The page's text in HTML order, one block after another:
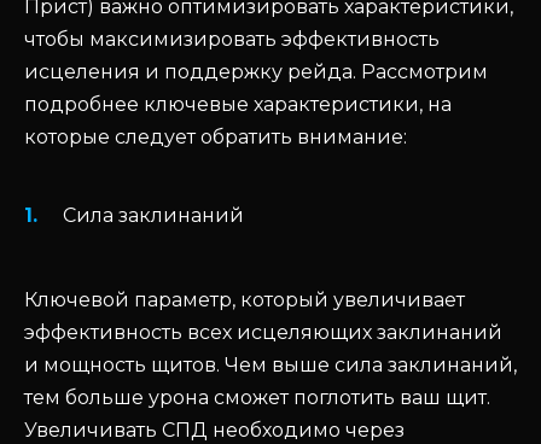
Прист) важно оптимизировать характеристики,
чтобы максимизировать эффективность
исцеления и поддержку рейда. Рассмотрим
подробнее ключевые характеристики, на
которые следует обратить внимание:
Сила заклинаний
Ключевой параметр, который увеличивает
эффективность всех исцеляющих заклинаний
и мощность щитов. Чем выше сила заклинаний,
тем больше урона сможет поглотить ваш щит.
Увеличивать СПД необходимо через